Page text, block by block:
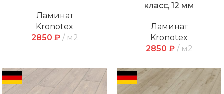
Ламинат
Kronotex
2850 ₽ м2
класс, 12 мм
Ламинат
Kronotex
2850 ₽ м2